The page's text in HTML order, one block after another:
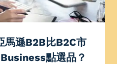
馬遜B2B比B2C市
點選品？